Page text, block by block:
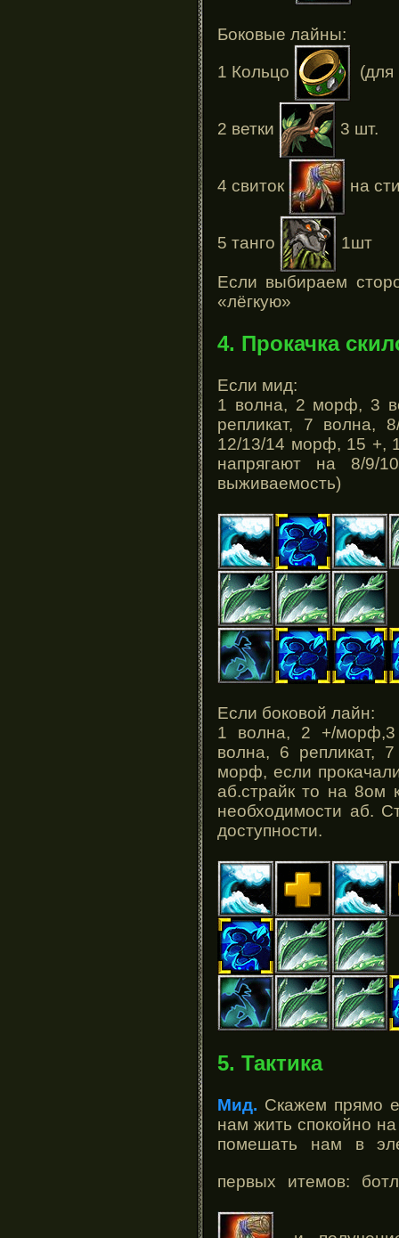
Боковые лайны:
1 Кольцо (для
2 ветки 3 шт.
4 свиток на
5 танго 1шт
Если выбираем
«лёгкую»
4. Прокачка
Если мид:
1 волна, 2 морф, 3
репликат, 7 волна,
12/13/14 морф, 15 +,
напрягают на 8/9/
выживаемость)
Если боковой лайн:
1 волна, 2 +/морф,3
волна, 6 репликат,
морф, если
аб.страйк то на 8ом
необходимости аб.
доступности.
5. Тактика
Мид. Скажем прямо
нам жить спокойно
помешать нам в
первых итемов: